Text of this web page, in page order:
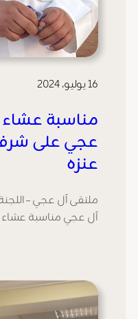
16 يوليو، 2024
مناسبة عشاء
عجي على
عنزه
ملتقى آل عجي –
آل عجي مناسبة عشاء